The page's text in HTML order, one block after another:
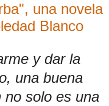
una novela
Blanco
y dar la
una buena
no solo es una